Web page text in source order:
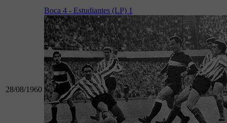
28/08/1960
Boca 4 - Estudiantes (LP) 1